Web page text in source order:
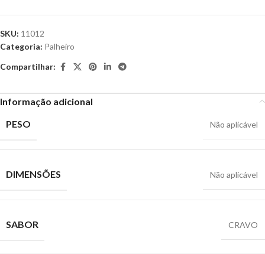
SKU: 11012
Categoria: Palheiro
Compartilhar:
Informação adicional
PESO
Não aplicável
DIMENSÕES Não aplicável
SABOR CRAVO